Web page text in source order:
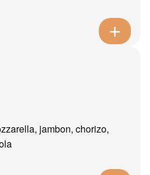
jambon, chorizo,